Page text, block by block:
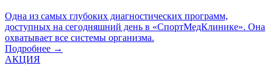
Одна из самых глубоких диагностических программ,
доступных на сегодняшний день в «СпортМедКлинике». Она
охватывает все системы организма.
Подробнее →
АКЦИЯ